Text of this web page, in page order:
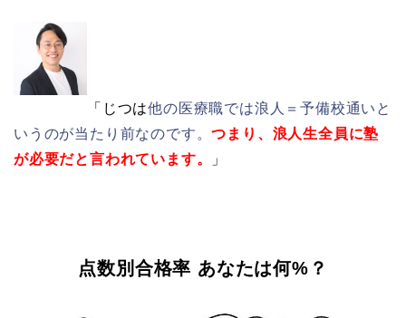
「じつは他の医療職では浪人＝予備校通いと
いうのが当たり前なのです。つまり、浪人生全員に塾
が必要だと言われています。
」
点数別合格率 あなたは何%？